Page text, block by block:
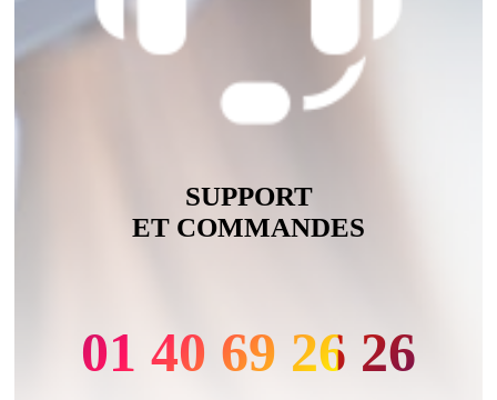
SUPPORT
ET COMMANDES
01 40 69 26 26